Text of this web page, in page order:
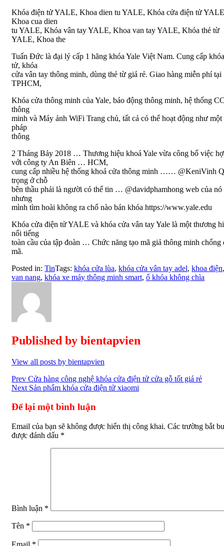
Khóa điện tử YALE, Khoa dien tu YALE, Khóa cửa điện tử
Khoa cua dien
tu YALE, Khóa vân tay YALE, Khoa van tay YALE, Khóa thẻ từ
YALE, Khoa the
Tuấn Đức là đại lý cấp 1 hãng khóa Yale Việt Nam. Cung cấp
tử, khóa
cửa vân tay thông minh, dùng thẻ từ giá rẻ. Giao hàng miễn phí tại
TPHCM,
Khóa cửa thông minh của Yale, báo động thông minh, hệ thống
thông
minh và Máy ảnh WiFi Trang chủ, tất cả có thể hoạt động như một
pháp
thông
2 Tháng Bảy 2018 … Thương hiệu khoá Yale vừa công bố việc
với công ty An Biên … HCM,
cung cấp nhiều hệ thống khoá cửa thông minh …… @KeniVinh
trọng ở chỗ
bên thầu phải là người có thể tin … @davidphamhong web của nó
nhưng
mình tìm hoài không ra chổ nào bán khóa https://www.yale.edu
Khóa cửa điện tử YALE và khóa cửa vân tay Yale là một thương
nổi tiếng
toàn cầu của tập đoàn … Chức năng tạo mã giả thông minh chống
mã.
Posted in: TinTags: khóa cửa lùa, khóa cửa vân tay adel, khoa điện
van nang, khóa xe máy thông minh smart, ổ khóa không chìa
Published by bientapvien
View all posts by bientapvien
Điều
hướng
bài
viết
Prev Cửa hàng công nghệ khóa cửa điện tử cửa gỗ tốt giá rẻ
Next Sản phẩm khóa cửa điện tử xiaomi
Để lại một bình luận
Email của bạn sẽ không được hiển thị công khai. Các trường bắt
được đánh dấu *
Bình luận *
Tên *
Email *